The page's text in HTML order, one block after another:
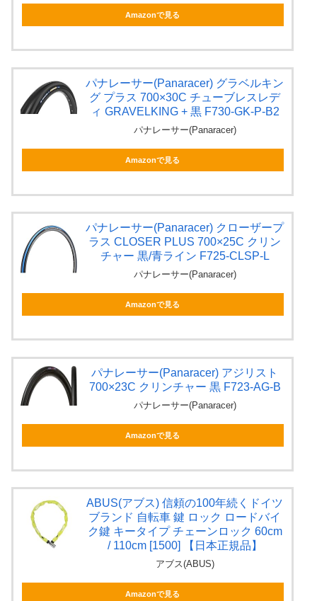
Amazonで見る
パナレーサー(Panaracer) グラベルキン
グ プラス 700×30C チューブレスレデ
ィ GRAVELKING + 黒 F730-GK-P-B2
パナレーサー(Panaracer)
Amazonで見る
パナレーサー(Panaracer) クローザープ
ラス CLOSER PLUS 700×25C クリン
チャー 黒/青ライン F725-CLSP-L
パナレーサー(Panaracer)
Amazonで見る
パナレーサー(Panaracer) アジリスト
700×23C クリンチャー 黒 F723-AG-B
パナレーサー(Panaracer)
Amazonで見る
ABUS(アブス) 信頼の100年続くドイツ
ブランド 自転車 鍵 ロック ロードバイ
ク鍵 キータイプ チェーンロック 60cm
/ 110cm [1500] 【日本正規品】
アブス(ABUS)
Amazonで見る